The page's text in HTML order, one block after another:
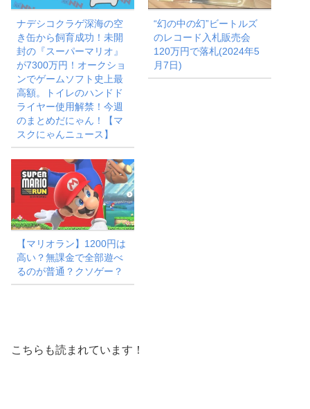
ナデシコクラゲ深海の空
き缶から飼育成功！未開
封の『スーパーマリオ』
が7300万円！オークショ
ンでゲームソフト史上最
高額。トイレのハンドド
ライヤー使用解禁！今週
のまとめだにゃん！【マ
スクにゃんニュース】
“幻の中の幻”ビートルズ
のレコード入札販売会
120万円で落札(2024年5
月7日)
【マリオラン】1200円は
高い？無課金で全部遊べ
るのが普通？クソゲー？
こちらも読まれています！